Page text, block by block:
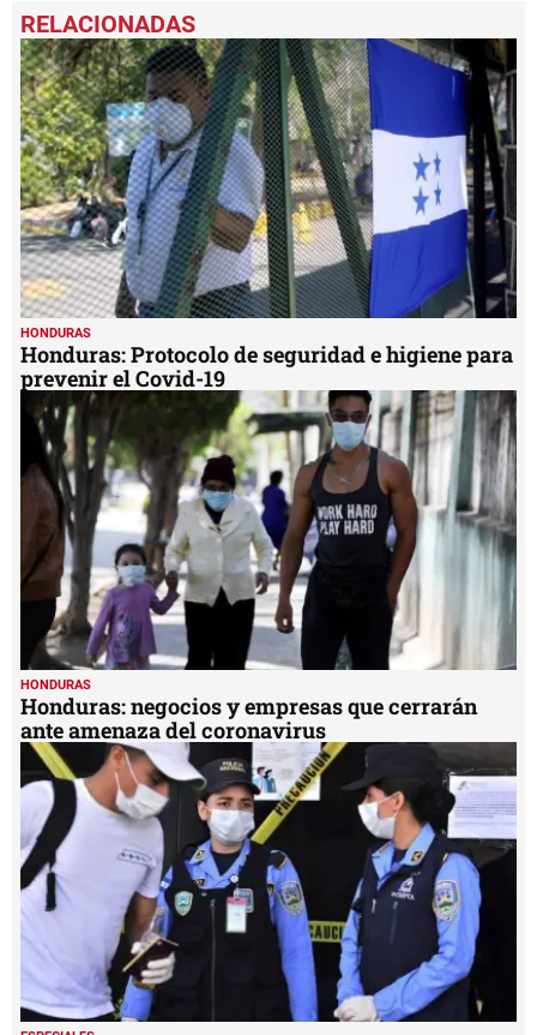
seconds
of
22
seconds
HONDURAS
Honduras: Protocolo de seguridad e higiene para
prevenir el Covid-19
HONDURAS
Honduras: negocios y empresas que cerrarán
ante amenaza del coronavirus